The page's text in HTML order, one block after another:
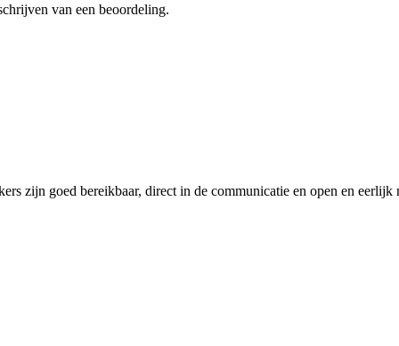
van een beoordeling.
zijn goed bereikbaar, direct in de communicatie en open en